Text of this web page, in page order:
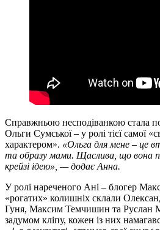
Справжньою несподіванкою стала
Ольги Сумської – у ролі тієї самої
характером». «Ольга для мене – це
та образу мами. Щаслива, що вона
крейзі ідею», — додає Анна.
У ролі нареченого Ані – блогер
«рогатих» колишніх склали
Гуня, Максим Темчишин та Руслан
задумом кліпу, кожен із них